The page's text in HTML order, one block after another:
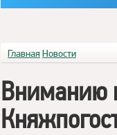
Главная Новости
Вниманию